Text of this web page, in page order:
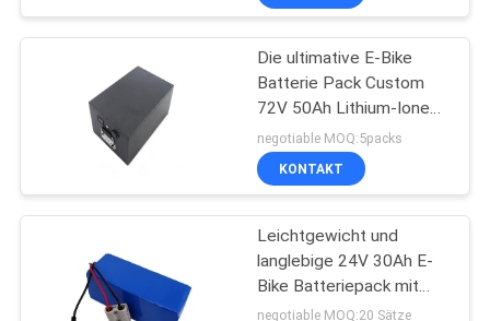
TRETEN
VERBINDUNG
FORDERN
Die ultimative E-Bike
Batterie Pack Custom
72V 50Ah Lithium-Ionen-
Batterie
negotiable MOQ:5packs
KONTAKT
Leichtgewicht und
langlebige 24V 30Ah E-
Bike Batteriepack mit
NMC-Zellen für Roller
negotiable MOQ:20 Sätze